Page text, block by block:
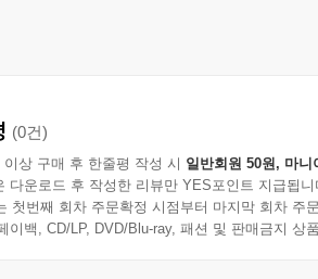
(0건)
이상 구매 후 한줄평 작성 시 일반회원 50원, 마니
다운로드 후 작성한 리뷰만 YES포인트 지급됩니
첫번째 회차 주문확정 시점부터 마지막 회차 주
이백, CD/LP, DVD/Blu-ray, 패션 및 판매금지 상